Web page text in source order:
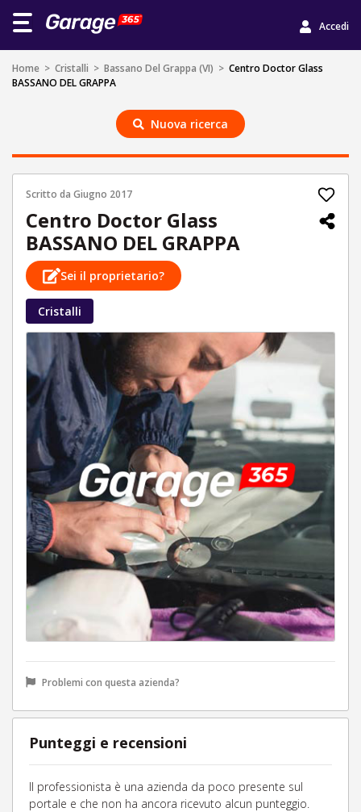
Accedi
Home > Cristalli > Bassano Del Grappa (VI) > Centro Doctor Glass
BASSANO DEL GRAPPA
Nuova ricerca
Scritto da Giugno 2017
Centro Doctor Glass
BASSANO DEL GRAPPA
Sei il proprietario?
Cristalli
Problemi con questa azienda?
Punteggi e recensioni
Il professionista è una azienda da poco presente sul
portale e che non ha ancora ricevuto alcun punteggio.